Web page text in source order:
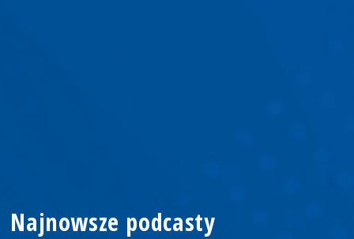
Najnowsze podcasty